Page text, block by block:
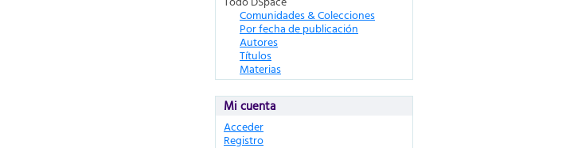
Comunidades & Colecciones
Por fecha de publicación
Autores
Títulos
Materias
Mi cuenta
Acceder
Registro